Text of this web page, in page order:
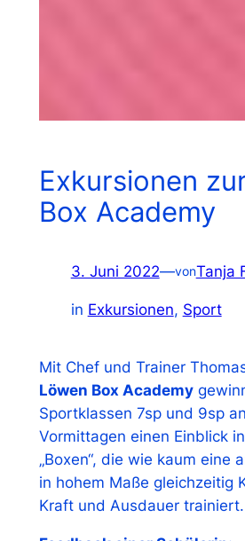
Exkursionen
Box Academy
3. Juni 2022—vonTanja
in Exkursionen, Sport
Mit Chef und Trainer
Löwen Box Academy
Sportklassen 7sp und 9sp
Vormittagen einen Einblick
„Boxen“, die wie kaum eine
in hohem Maße gleichzeitig
Kraft und Ausdauer trainiert.